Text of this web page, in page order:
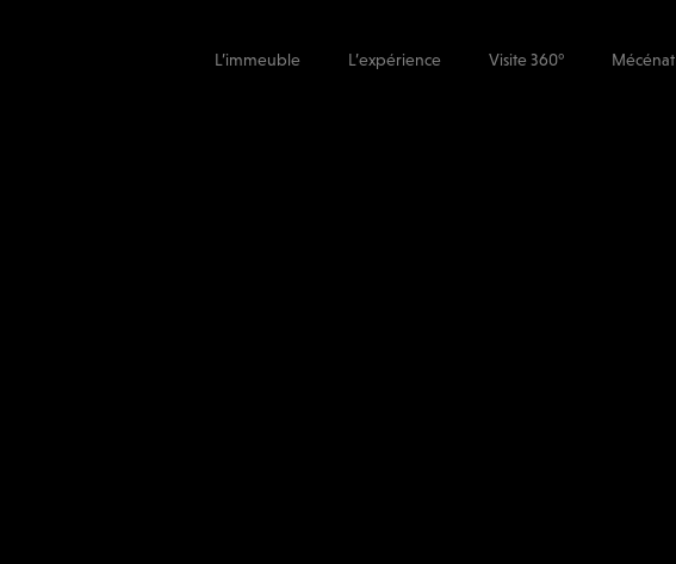
L’immeuble L’expérience Visite 360° Mécénat